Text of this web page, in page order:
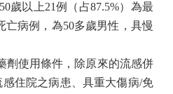
50歲以上21例（占87.5%）為最
亡病例，為50多歲男性，具慢
劑使用條件，除原來的流感併
住院之病患、具重大傷病/免